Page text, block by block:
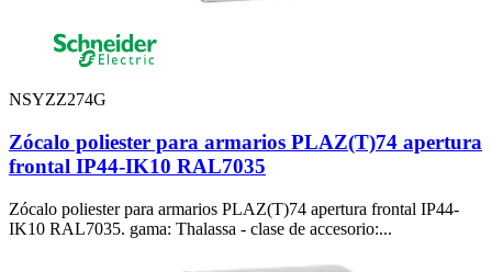
NSYZZ274G
Zócalo poliester para armarios PLAZ(T)74 apertura
frontal IP44-IK10 RAL7035
Zócalo poliester para armarios PLAZ(T)74 apertura frontal IP44-
IK10 RAL7035. gama: Thalassa - clase de accesorio:...